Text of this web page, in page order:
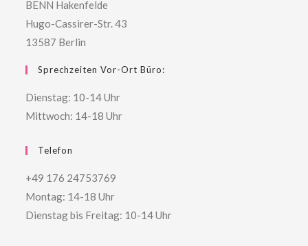
BENN Hakenfelde
Hugo-Cassirer-Str. 43
13587 Berlin
Sprechzeiten Vor-Ort Büro:
Dienstag: 10-14 Uhr
Mittwoch: 14-18 Uhr
Telefon
+49 176 24753769
Montag: 14-18 Uhr
Dienstag bis Freitag: 10-14 Uhr